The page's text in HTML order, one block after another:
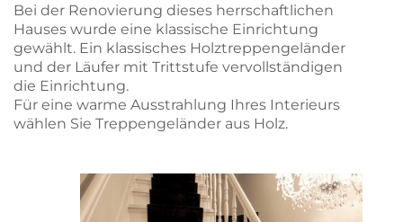
Bei der Renovierung dieses herrschaftlichen
Hauses wurde eine klassische Einrichtung
gewählt. Ein klassisches Holztreppengeländer
und der Läufer mit Trittstufe vervollständigen
die Einrichtung.
Für eine warme Ausstrahlung Ihres Interieurs
wählen Sie Treppengeländer aus Holz.